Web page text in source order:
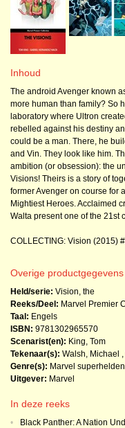
Inhoud
The android Avenger known
more human than family? So
laboratory where Ultron
rebelled against his destiny
could be a man. There, he
and Vin. They look like him.
ambition (or obsession): the
Visions! Theirs is a story of
former Avenger on course for
Mightiest Heroes. Acclaimed
Walta present one of the 21st
COLLECTING: Vision (2015)
Overige productgegevens
Held/serie: Vision, the
Reeks/Deel: Marvel Premier
Taal: Engels
ISBN: 9781302965570
Scenarist(en): King, Tom
Tekenaar(s): Walsh, Michael ,
Genre(s): Marvel superhelden
Uitgever: Marvel
In deze reeks
•
Black Panther: A Nation